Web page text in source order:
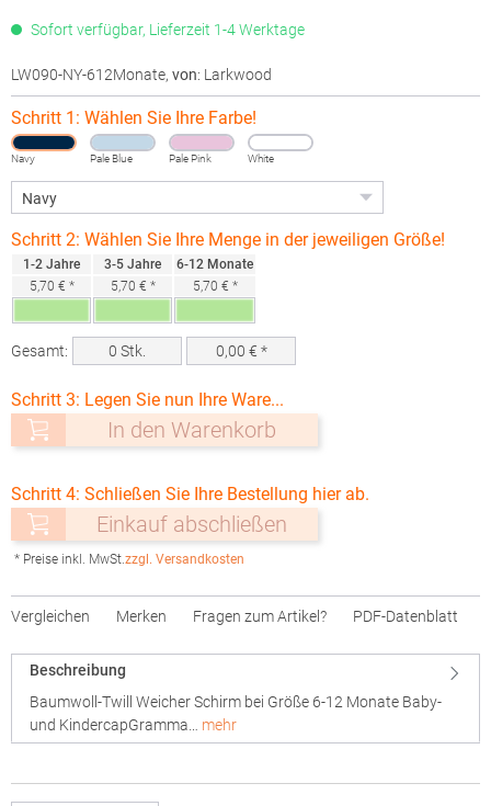
Sofort verfügbar, Lieferzeit 1-4 Werktage
LW090-NY-612Monate, von: Larkwood
Schritt 1: Wählen Sie Ihre Farbe!
Navy Pale Blue Pale Pink White
Schritt 2: Wählen Sie Ihre Menge in der jeweiligen Größe!
1-2 Jahre
5,70 € *
3-5 Jahre
5,70 € *
6-12 Monate
5,70 € *
Gesamt: 0 Stk. 0,00 € *
Schritt 3: Legen Sie nun Ihre Ware...
In den Warenkorb
Schritt 4: Schließen Sie Ihre Bestellung hier ab.
Einkauf abschließen
* Preise inkl. MwSt.zzgl. Versandkosten
Vergleichen Merken Fragen zum Artikel? PDF-Datenblatt
Beschreibung
Baumwoll-Twill Weicher Schirm bei Größe 6-12 Monate Baby-
und KindercapGramma… mehr